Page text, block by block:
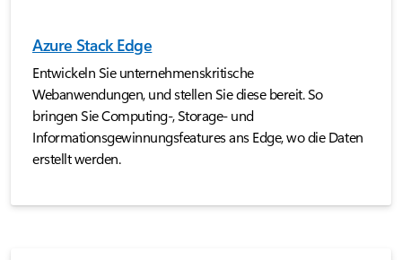
Azure Stack Edge
Entwickeln Sie unternehmenskritische
Webanwendungen, und stellen Sie diese bereit. So
bringen Sie Computing-, Storage- und
Informationsgewinnungsfeatures ans Edge, wo die Daten
erstellt werden.